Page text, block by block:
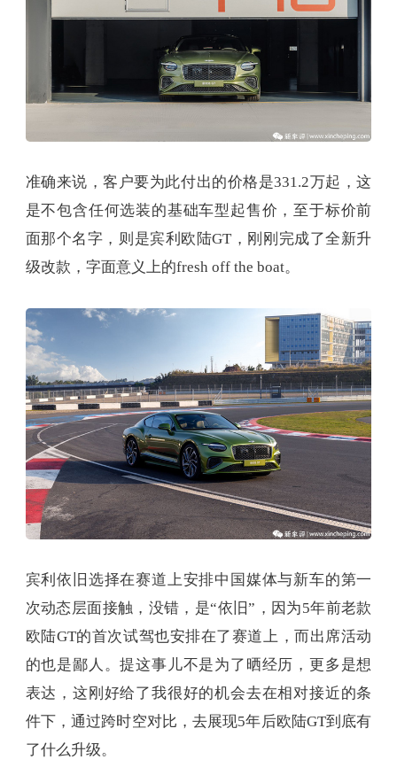
准确来说，客户要为此付出的价格是331.2万起，这
是不包含任何选装的基础车型起售价，至于标价前
面那个名字，则是宾利欧陆GT，刚刚完成了全新升
级改款，字面意义上的fresh off the boat。
宾利依旧选择在赛道上安排中国媒体与新车的第一
次动态层面接触，没错，是“依旧”，因为5年前老款
欧陆GT的首次试驾也安排在了赛道上，而出席活动
的也是鄙人。提这事儿不是为了晒经历，更多是想
表达，这刚好给了我很好的机会去在相对接近的条
件下，通过跨时空对比，去展现5年后欧陆GT到底有
了什么升级。